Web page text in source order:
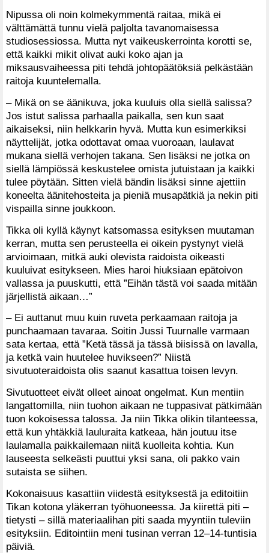
Nipussa oli noin kolmekymmentä raitaa, mikä ei
välttämättä tunnu vielä paljolta tavanomaisessa
studiosessiossa. Mutta nyt vaikeuskerrointa korotti se,
että kaikki mikit olivat auki koko ajan ja
miksausvaiheessa piti tehdä johtopäätöksiä pelkästään
raitoja kuuntelemalla.
– Mikä on se äänikuva, joka kuuluis olla siellä salissa?
Jos istut salissa parhaalla paikalla, sen kun saat
aikaiseksi, niin helkkarin hyvä. Mutta kun esimerkiksi
näyttelijät, jotka odottavat omaa vuoroaan, laulavat
mukana siellä verhojen takana. Sen lisäksi ne jotka on
siellä lämpiössä keskustelee omista jutuistaan ja kaikki
tulee pöytään. Sitten vielä bändin lisäksi sinne ajettiin
koneelta äänitehosteita ja pieniä musapätkiä ja nekin piti
vispailla sinne joukkoon.
Tikka oli kyllä käynyt katsomassa esityksen muutaman
kerran, mutta sen perusteella ei oikein pystynyt vielä
arvioimaan, mitkä auki olevista raidoista oikeasti
kuuluivat esitykseen. Mies haroi hiuksiaan epätoivon
vallassa ja puuskutti, että ”Eihän tästä voi saada mitään
järjellistä aikaan…”
– Ei auttanut muu kuin ruveta perkaamaan raitoja ja
punchaamaan tavaraa. Soitin Jussi Tuurnalle varmaan
sata kertaa, että ”Ketä tässä ja tässä biisissä on lavalla,
ja ketkä vain huutelee huvikseen?” Niistä
sivutuoteraidoista olis saanut kasattua toisen levyn.
Sivutuotteet eivät olleet ainoat ongelmat. Kun mentiin
langattomilla, niin tuohon aikaan ne tuppasivat pätkimään
tuon kokoisessa talossa. Ja niin Tikka olikin tilanteessa,
että kun yhtäkkiä lauluraita katkeaa, hän joutuu itse
laulamalla paikkailemaan niitä kuolleita kohtia. Kun
lauseesta selkeästi puuttui yksi sana, oli pakko vain
sutaista se siihen.
Kokonaisuus kasattiin viidestä esityksestä ja editoitiin
Tikan kotona yläkerran työhuoneessa. Ja kiirettä piti –
tietysti – sillä materiaalihan piti saada myyntiin tuleviin
esityksiin. Editointiin meni tusinan verran 12–14-tuntisia
päiviä.